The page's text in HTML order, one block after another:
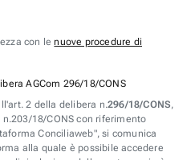
con lenuove procedure di
AGCom 296/18/CONS
2 della delibera n.296/18/CONS,
18/CONS con riferimento
Conciliaweb", si comunica
alla quale è possibile accedere